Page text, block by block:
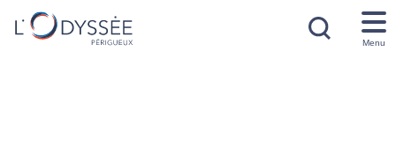
Menu